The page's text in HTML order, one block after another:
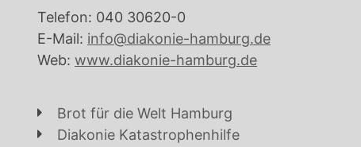
Telefon: 040 30620-0
E-Mail: info@diakonie-hamburg.de
Web: www.diakonie-hamburg.de
Brot für die Welt Hamburg
Diakonie Katastrophenhilfe